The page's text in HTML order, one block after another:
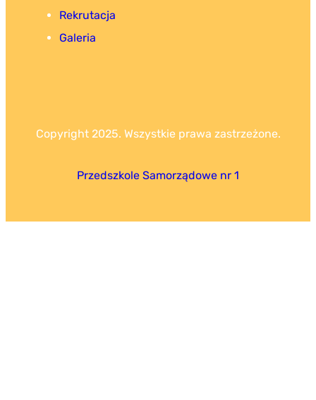
Rekrutacja
Galeria
Copyright 2025. Wszystkie prawa zastrzeżone.
Przedszkole Samorządowe nr 1